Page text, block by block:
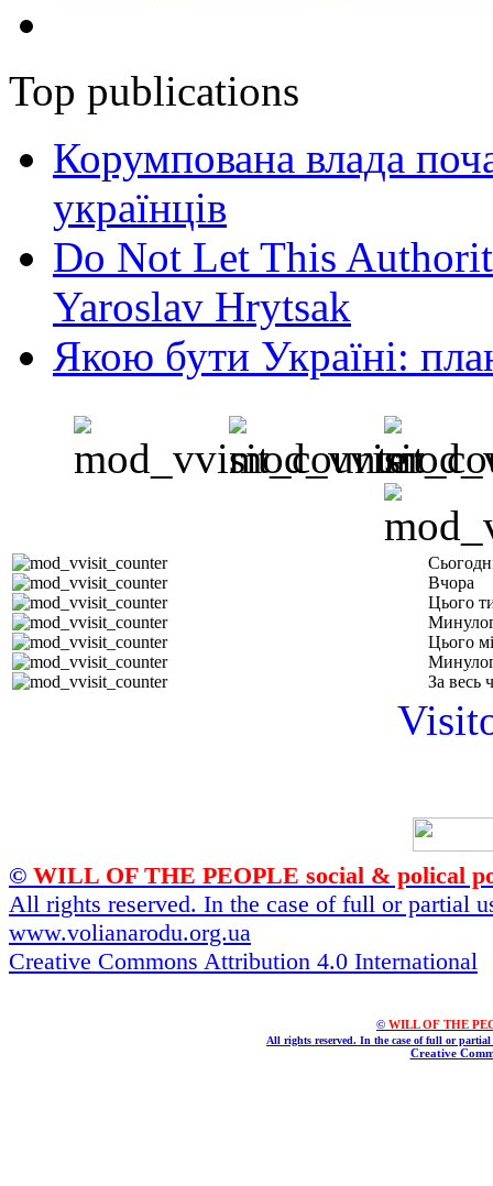
Top publications
Корумпована влада
українців
Do Not Let This
Yaroslav Hrytsak
Якою бути Україні:
Вчора
Цього
Цього
За весь
© WILL OF THE PEOPLE social & polical
All rights reserved. In the case of full or partial
www.volianarodu.org.ua
Creative Commons Attribution 4.0 International
© WILL OF THE
All rights reserved. In the case of full or
Creative